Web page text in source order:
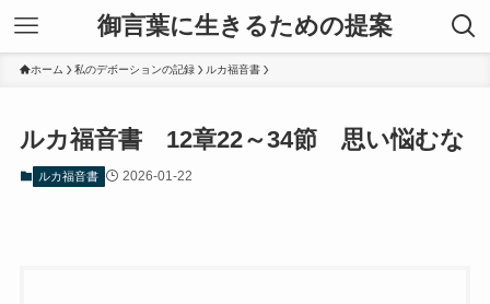
御言葉に生きるための提案
ホーム 私のデボーションの記録 ルカ福音書
ルカ福音書 12章22～34節 思い悩むな
ルカ福音書 2026-01-22